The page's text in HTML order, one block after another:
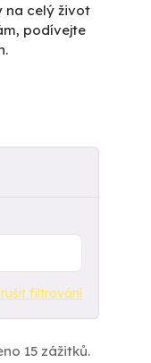
na celý život
podívejte
filtrování
15 zážitků.